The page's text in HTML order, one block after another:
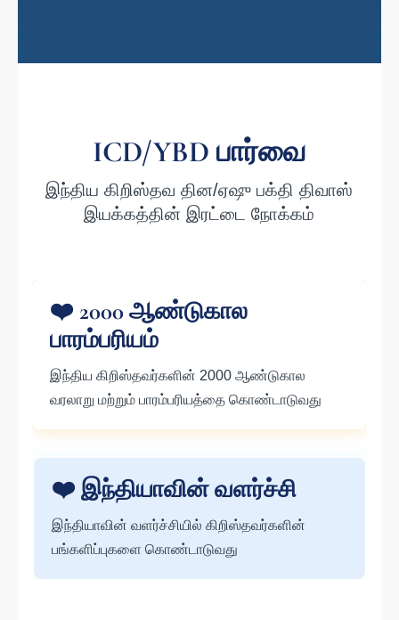
ICD/YBD பார்வை
இந்திய கிறிஸ்தவ தின/ஏஷு பக்தி திவாஸ்
இயக்கத்தின் இரட்டை நோக்கம்
❤️ 2000 ஆண்டுகால
பாரம்பரியம்
இந்திய கிறிஸ்தவர்களின் 2000 ஆண்டுகால
வரலாறு மற்றும் பாரம்பரியத்தை கொண்டாடுவது
❤️இந்தியாவின் வளர்ச்சி
இந்தியாவின் வளர்ச்சியில் கிறிஸ்தவர்களின்
பங்களிப்புகளை கொண்டாடுவது